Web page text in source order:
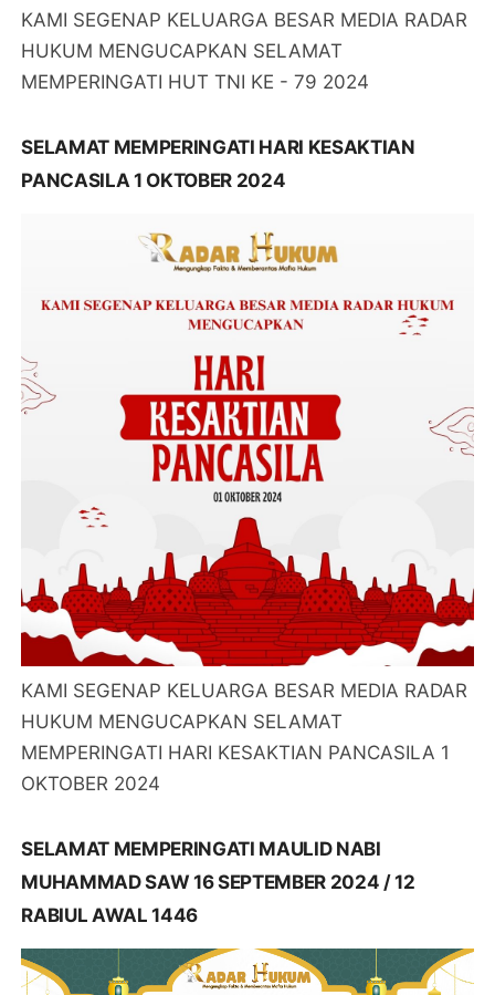
KAMI SEGENAP KELUARGA BESAR MEDIA RADAR
HUKUM MENGUCAPKAN SELAMAT
MEMPERINGATI HUT TNI KE - 79 2024
SELAMAT MEMPERINGATI HARI KESAKTIAN
PANCASILA 1 OKTOBER 2024
KAMI SEGENAP KELUARGA BESAR MEDIA RADAR
HUKUM MENGUCAPKAN SELAMAT
MEMPERINGATI HARI KESAKTIAN PANCASILA 1
OKTOBER 2024
SELAMAT MEMPERINGATI MAULID NABI
MUHAMMAD SAW 16 SEPTEMBER 2024 / 12
RABIUL AWAL 1446